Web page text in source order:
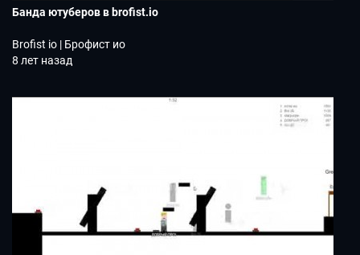
Банда ютуберов в brofist.io
Brofist io | Брофист ио
8 лет назад